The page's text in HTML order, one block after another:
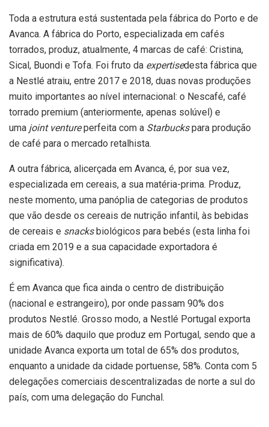
Toda a estrutura está sustentada pela fábrica do Porto e de
Avanca. A fábrica do Porto, especializada em cafés
torrados, produz, atualmente, 4 marcas de café: Cristina,
Sical, Buondi e Tofa. Foi fruto da expertisedesta fábrica que
a Nestlé atraiu, entre 2017 e 2018, duas novas produções
muito importantes ao nível internacional: o Nescafé, café
torrado premium (anteriormente, apenas solúvel) e
uma joint ventureperfeita com a Starbuckspara produção
de café para o mercado retalhista.
A outra fábrica, alicerçada em Avanca, é, por sua vez,
especializada em cereais, a sua matéria-prima. Produz,
neste momento, uma panóplia de categorias de produtos
que vão desde os cereais de nutrição infantil, às bebidas
de cereais e snacksbiológicos para bebés (esta linha foi
criada em 2019 e a sua capacidade exportadora é
significativa).
É em Avanca que fica ainda o centro de distribuição
(nacional e estrangeiro), por onde passam 90% dos
produtos Nestlé. Grosso modo, a Nestlé Portugal exporta
mais de 60% daquilo que produz em Portugal, sendo que a
unidade Avanca exporta um total de 65% dos produtos,
enquanto a unidade da cidade portuense, 58%. Conta com 5
delegações comerciais descentralizadas de norte a sul do
país, com uma delegação do Funchal.